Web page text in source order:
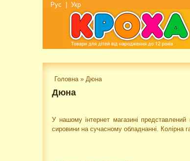
Рус Укр
Головна» Дюна
Дюна
У нашому інтернет магазині представлений
сировини на сучасному обладнанні. Колірна